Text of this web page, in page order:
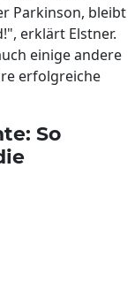
Parkinson, bleibt
erklärt Elstner.
einige andere
erfolgreiche
So